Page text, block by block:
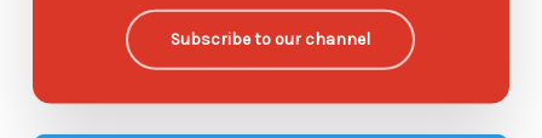
Subscribe to our channel